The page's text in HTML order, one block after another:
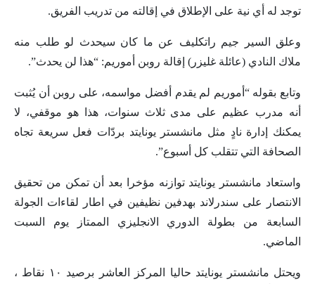
توجد له أي نية على الإطلاق في إقالته من تدريب الفريق.
وعلق السير جيم راتكليف عن ما كان سيحدث لو طلب منه
ملاك النادي (عائلة غليزر) إقالة روبن أموريم: “هذا لن يحدث”.
وتابع بقوله “أموريم لم يقدم أفضل مواسمه، على روبن أن يُثبت
أنه مدرب عظيم على مدى ثلاث سنوات، هذا هو موقفي، لا
يمكنك إدارة نادٍ مثل مانشستر يونايتد بردّات فعل سريعة تجاه
الصحافة التي تتقلب كل أسبوع”.
واستعاد مانشستر يونايتد توازنه مؤخرا بعد أن تمكن من تحقيق
الانتصار على سندرلاند بهدفين نظيفين في اطار لقاءات الجولة
السابعة من بطولة الدوري الانجليزي الممتاز يوم السبت
الماضي.
ويحتل مانشستر يونايتد حاليا المركز العاشر برصيد ١٠ نقاط ،